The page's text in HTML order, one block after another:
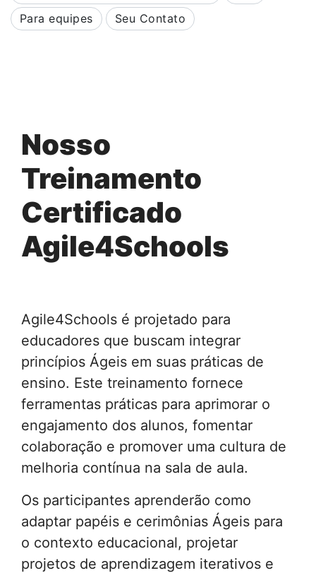
Para equipes Seu Contato
Nosso
Treinamento
Certificado
Agile4Schools
Agile4Schools é projetado para
educadores que buscam integrar
princípios Ágeis em suas práticas de
ensino. Este treinamento fornece
ferramentas práticas para aprimorar o
engajamento dos alunos, fomentar
colaboração e promover uma cultura de
melhoria contínua na sala de aula.
Os participantes aprenderão como
adaptar papéis e cerimônias Ágeis para
o contexto educacional, projetar
projetos de aprendizagem iterativos e